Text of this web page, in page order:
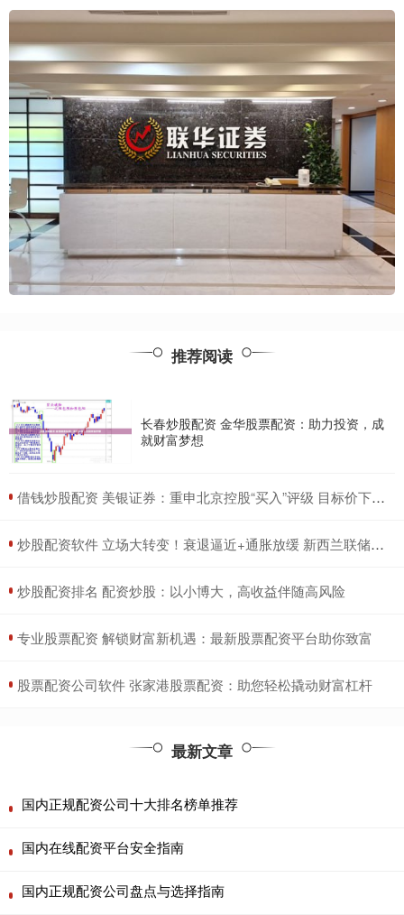
推荐阅读
长春炒股配资 金华股票配资：助力投资，成
就财富梦想
​借钱炒股配资 美银证券：重申北京控股“买入”评级 目标价下调至32港元
​炒股配资软件 立场大转变！衰退逼近+通胀放缓 新西兰联储意外降息25基点
​炒股配资排名 配资炒股：以小博大，高收益伴随高风险
​专业股票配资 解锁财富新机遇：最新股票配资平台助你致富
​股票配资公司软件 张家港股票配资：助您轻松撬动财富杠杆
最新文章
国内正规配资公司十大排名榜单推荐
国内在线配资平台安全指南
国内正规配资公司盘点与选择指南